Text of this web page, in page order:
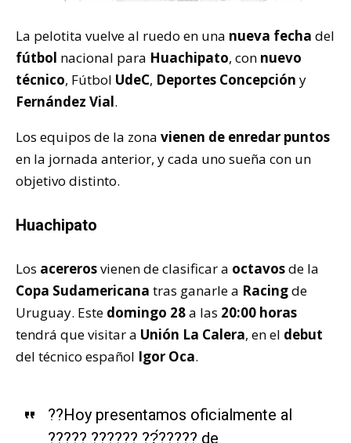
La pelotita vuelve al ruedo en una nueva fecha del
fútbol nacional para Huachipato, con nuevo
técnico, Fútbol UdeC, Deportes Concepción y
Fernández Vial.
Los equipos de la zona vienen de enredar puntos
en la jornada anterior, y cada uno sueña con un
objetivo distinto.
Huachipato
Los acererosvienen de clasificar a octavosde la
Copa Sudamericana tras ganarle a Racingde
Uruguay. Este domingo 28a las 20:00 horas
tendrá que visitar a Unión La Calera, en el debut
del técnico español Igor Oca.
?️?Hoy presentamos oficialmente al
????? ?????? ??́????? de